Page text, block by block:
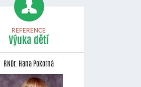
REFERENCE
Výuka dětí
RNDr. Hana Pokorná